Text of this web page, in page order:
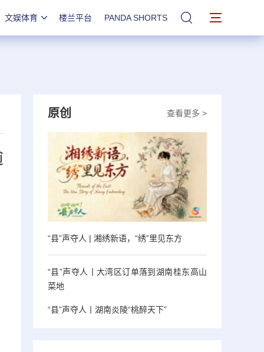
文娱体育 楼兰平台 PANDA SHORTS 站内搜索
查看更多 >
原创
“县”声夺人 | 湘绣新语，“绣”里见东方
“县”声夺人丨大湾区订单落到湖南桂东高山
菜地
“县”声夺人丨湖南炎陵“桃醉天下”